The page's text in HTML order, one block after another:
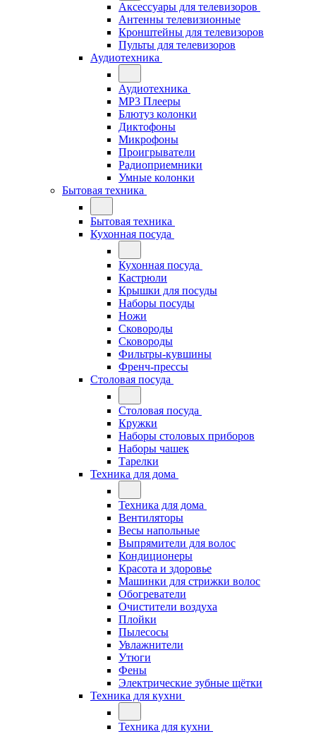
Аксессуары для телевизоров
Антенны телевизионные
Кронштейны для телевизоров
Пульты для телевизоров
Аудиотехника
Аудиотехника
MP3 Плееры
Блютуз колонки
Диктофоны
Микрофоны
Проигрыватели
Радиоприемники
Умные колонки
Бытовая техника
Бытовая техника
Кухонная посуда
Кухонная посуда
Кастрюли
Крышки для посуды
Наборы посуды
Ножи
Сковороды
Сковороды
Фильтры-кувшины
Френч-прессы
Столовая посуда
Столовая посуда
Кружки
Наборы столовых приборов
Наборы чашек
Тарелки
Техника для дома
Техника для дома
Вентиляторы
Весы напольные
Выпрямители для волос
Кондиционеры
Красота и здоровье
Машинки для стрижки волос
Обогреватели
Очистители воздуха
Плойки
Пылесосы
Увлажнители
Утюги
Фены
Электрические зубные щётки
Техника для кухни
Техника для кухни